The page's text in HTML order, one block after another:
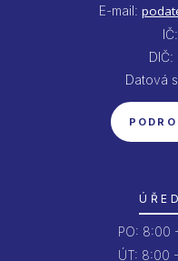
E-mail:
Datová
PO: 8:00
ÚT: 8:00 -